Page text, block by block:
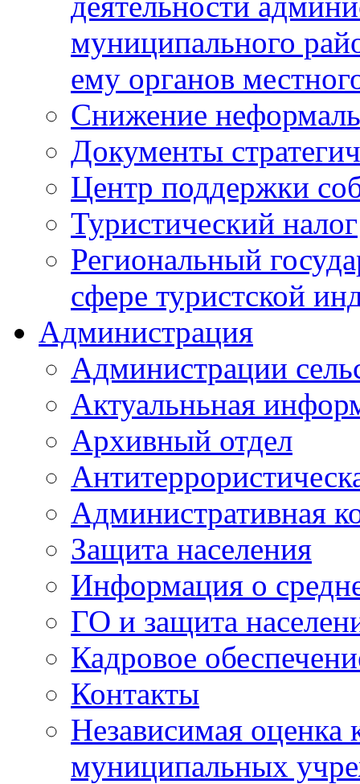
муниципального
ему органов
Снижение
Документы
Центр поддержки
Туристический налог
Региональный
сфере туристской
Администрация
Администрации
Актуальньная
Архивный отдел
Административная
Защита населения
Информация о
ГО и защита
Кадровое
Контакты
Независимая оценка
муниципальных